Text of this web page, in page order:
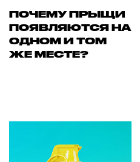
ПОЧЕМУ ПРЫЩИ
ПОЯВЛЯЮТСЯ НА
ОДНОМ И ТОМ
ЖЕ МЕСТЕ?